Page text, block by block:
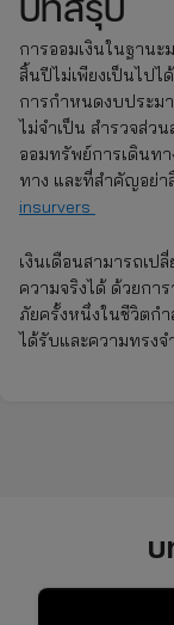
การออมเงินในฐานะ
สิ้นปีไม่เพียงเป็นไป
การกำหนดงบประม
ไม่จำเป็น สำรวจส่ว
ออมทรัพย์การเดินท
ทาง และที่สำคัญอย่า
insurvers
เงินเดือนสามารถเป
ความจริงได้ ด้วยกา
ภัยครั้งหนึ่งในชีวิตก
ได้รับและความทรง
บ